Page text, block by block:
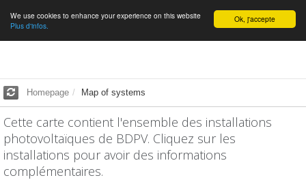
English Ok, j'accepte
We use cookies to enhance your experience on this website
Plus d'infos.
Homepage Map of systems
Cette carte contient l'ensemble des installations
photovoltaïques de BDPV. Cliquez sur les
installations pour avoir des informations
complémentaires.